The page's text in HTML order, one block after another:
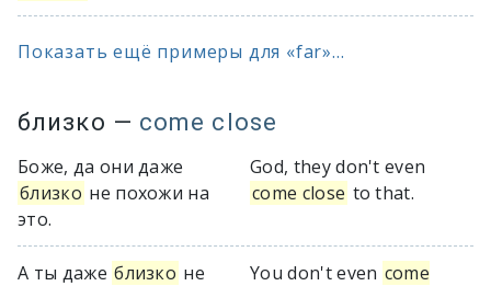
Показать ещё примеры для «far»...
близко — come close
Боже, да они даже
близко не похожи на
это.
God, they don't even
come close to that.
А ты даже близко не
You don't even come